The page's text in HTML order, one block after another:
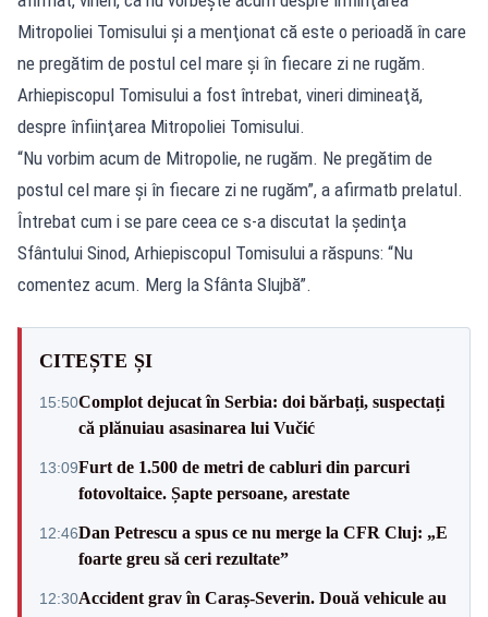
Mitropoliei Tomisului şi a menţionat că este o perioadă în care
ne pregătim de postul cel mare şi în fiecare zi ne rugăm.
Arhiepiscopul Tomisului a fost întrebat, vineri dimineaţă,
despre înfiinţarea Mitropoliei Tomisului.
“Nu vorbim acum de Mitropolie, ne rugăm. Ne pregătim de
postul cel mare şi în fiecare zi ne rugăm”, a afirmatb prelatul.
Întrebat cum i se pare ceea ce s-a discutat la şedinţa
Sfântului Sinod, Arhiepiscopul Tomisului a răspuns: “Nu
comentez acum. Merg la Sfânta Slujbă”.
CITEȘTE ȘI
15:50Complot dejucat în Serbia: doi bărbați, suspectați
că plănuiau asasinarea lui Vučić
13:09Furt de 1.500 de metri de cabluri din parcuri
fotovoltaice. Șapte persoane, arestate
12:46Dan Petrescu a spus ce nu merge la CFR Cluj: „E
foarte greu să ceri rezultate”
12:30Accident grav în Caraș-Severin. Două vehicule au